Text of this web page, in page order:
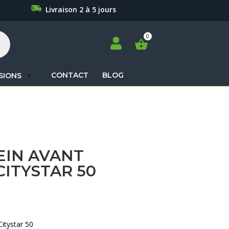
Livraison 2 à 5 jours

CONTACT BLOG
AVANT
50
50